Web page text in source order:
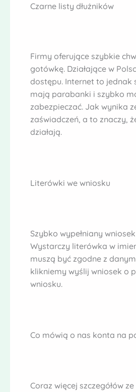
Czarne listy dłużników
Firmy oferujące szybkie
gotówkę. Działające w
dostępu. Internet to jednak
mają parabanki i szybko
zabezpieczać. Jak wynika
zaświadczeń, a to znaczy,
działają.
Literówki we wniosku
Szybko wypełniany
Wystarczy literówka w
muszą być zgodne z
klikniemy wyślij wniosek o
wniosku.
Co mówią o nas konta na
Coraz więcej szczegółów